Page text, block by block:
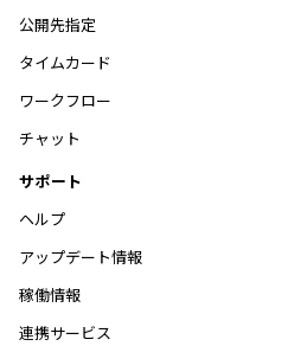
公開先指定
タイムカード
ワークフロー
チャット
サポート
ヘルプ
アップデート情報
稼働情報
連携サービス